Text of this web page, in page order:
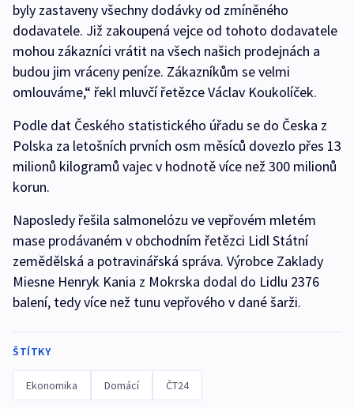
byly zastaveny všechny dodávky od zmíněného
dodavatele. Již zakoupená vejce od tohoto dodavatele
mohou zákazníci vrátit na všech našich prodejnách a
budou jim vráceny peníze. Zákazníkům se velmi
omlouváme,“ řekl mluvčí řetězce Václav Koukolíček.
Podle dat Českého statistického úřadu se do Česka z
Polska za letošních prvních osm měsíců dovezlo přes 13
milionů kilogramů vajec v hodnotě více než 300 milionů
korun.
Naposledy řešila salmonelózu ve vepřovém mletém
mase prodávaném v obchodním řetězci Lidl Státní
zemědělská a potravinářská správa. Výrobce Zaklady
Miesne Henryk Kania z Mokrska dodal do Lidlu 2376
balení, tedy více než tunu vepřového v dané šarži.
ŠTÍTKY
Ekonomika Domácí ČT24